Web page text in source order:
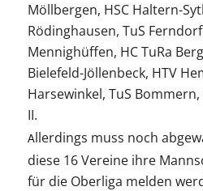
Möllbergen, HSC Haltern-
Rödinghausen, TuS Ferndorf
Mennighüffen, HC TuRa
Bielefeld-Jöllenbeck, HTV
Harsewinkel, TuS
II.
Allerdings muss noch
diese 16 Vereine ihre
für die Oberliga melden